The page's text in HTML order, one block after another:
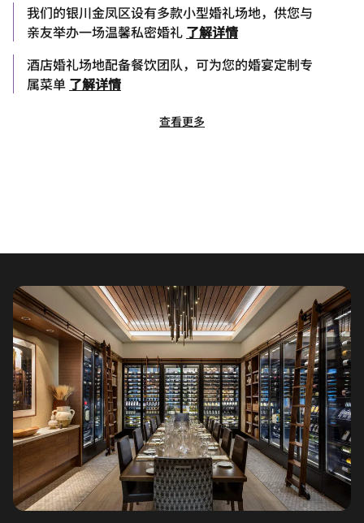
我们的银川金凤区设有多款小型婚礼场地，供您与
亲友举办一场温馨私密婚礼 了解详情
酒店婚礼场地配备餐饮团队，可为您的婚宴定制专
属菜单 了解详情
查看更多